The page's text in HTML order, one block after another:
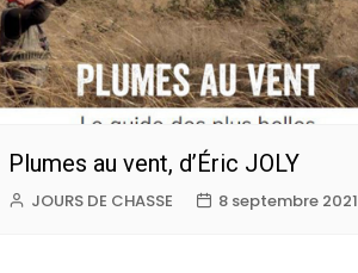
fédérales
sécurité
licence de tir
permis de chasse
Plumes au vent, d’Éric JOLY
JOURS DE CHASSE 8 septembre 2021